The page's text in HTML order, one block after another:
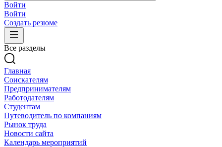
Войти
Войти
Создать резюме
Все разделы
Главная
Соискателям
Предпринимателям
Работодателям
Студентам
Путеводитель по компаниям
Рынок труда
Новости сайта
Календарь мероприятий